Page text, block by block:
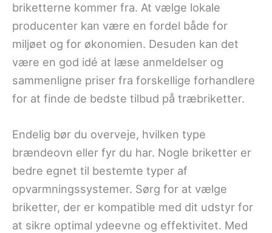
briketterne kommer fra. At vælge lokale
producenter kan være en fordel både for
miljøet og for økonomien. Desuden kan det
være en god idé at læse anmeldelser og
sammenligne priser fra forskellige forhandlere
for at finde de bedste tilbud på træbriketter.
Endelig bør du overveje, hvilken type
brændeovn eller fyr du har. Nogle briketter er
bedre egnet til bestemte typer af
opvarmningssystemer. Sørg for at vælge
briketter, der er kompatible med dit udstyr for
at sikre optimal ydeevne og effektivitet. Med